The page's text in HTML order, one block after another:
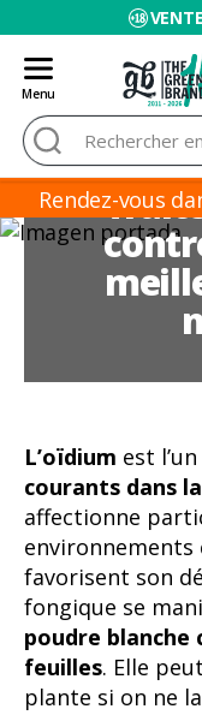
Menu
Rechercher :
Rendez-vous
L’oïdium est
courants dans
affectionne
environnements
favorisent son
fongique se
poudre
feuilles. Elle
plante si on ne